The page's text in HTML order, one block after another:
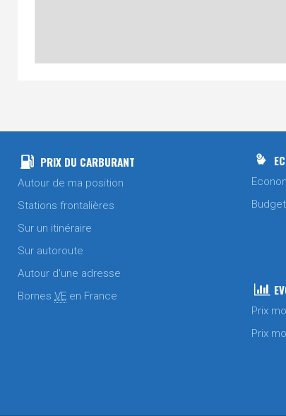
PRIX DU CARBURANT
Autour de ma position
Stations frontalières
Sur un itinéraire
Sur autoroute
Autour d'une adresse
Bornes VE en France
Prix
Prix